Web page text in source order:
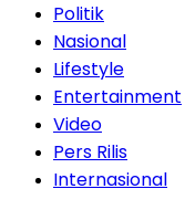
Politik
Nasional
Lifestyle
Entertainment
Video
Pers Rilis
Internasional